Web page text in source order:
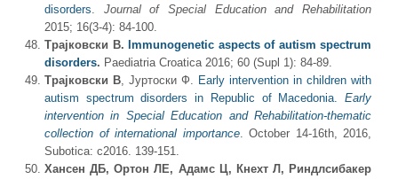
disorders. Journal of Special Education and Rehabilitation
2015; 16(3-4): 84-100.
Трајковски В. Immunogenetic aspects of autism spectrum
disorders. Paediatria Croatica 2016; 60 (Supl 1): 84-89.
Трајковски В, Јуртоски Ф. Early intervention in children with
autism spectrum disorders in Republic of Macedonia. Early
intervention in Special Education and Rehabilitation-thematic
collection of international importance. October 14-16th, 2016,
Subotica: c2016. 139-151.
Хансен ДБ, Ортон ЛЕ, Адамс Ц, Кнехт Л , Риндлсибакер